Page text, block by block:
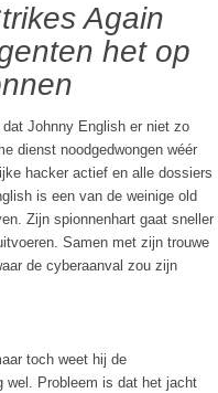
Again
het op
Johnny English er niet zo
dienst noodgedwongen wéér
hacker actief en alle dossiers
is een van de weinige old
Zijn spionnenhart gaat sneller
Samen met zijn trouwe
de cyberaanval zou zijn
toch weet hij de
wel. Probleem is dat het jacht